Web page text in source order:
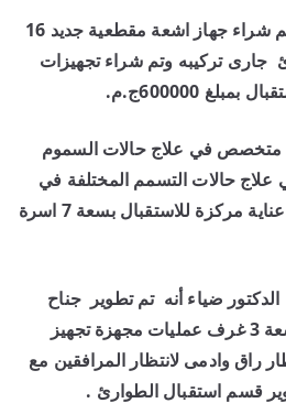
وأضاف الدكتور ضياء أنه تم شراء جهاز اشعة مقطعية جديد 16
تركيبه وتم شراء تجهيزات
600000ج.م.
متخصص في علاج حالات السموم
حالات التسمم المختلفة في
الصعيد كما تم انشاء قسم عناية مركزة للاستقبال بسعة 7 اسرة
ضياء أنه تم تطوير جناح
خاص لعمليات الطوارئ بسعة 3 غرف عمليات مجهزة تجهيز
راق وادمى لانتظار المرافقين مع
قسم استقبال الطوارئ .